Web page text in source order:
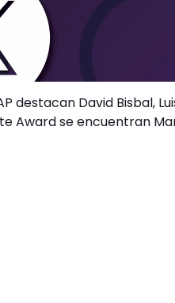
destacan David Bisbal,
Award se encuentran